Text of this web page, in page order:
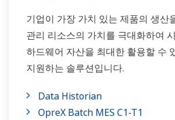
기업이 가장 가치 있는 제품의 생산
관리 리소스의 가치를 극대화하여
하드웨어 자산을 최대한 활용할 수
지원하는 솔루션입니다.
Data Historian
OpreX Batch MES C1-T1